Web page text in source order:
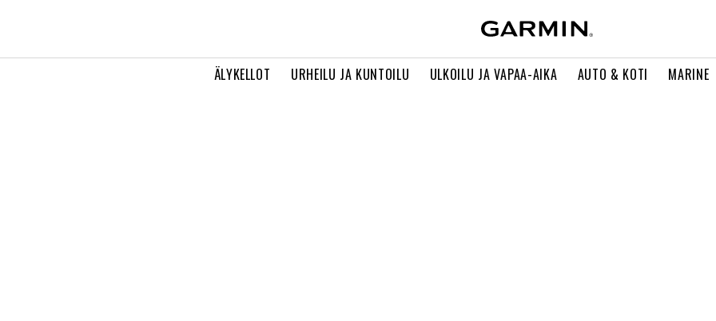
ÄLYKELLOT URHEILU JA KUNTOILU ULKOILU JA VAPAA-AIKA AUTO & KOTI MARINE